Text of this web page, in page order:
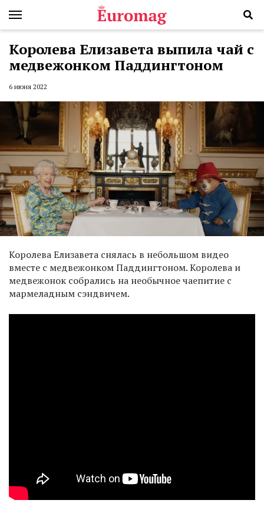
Королева Елизавета выпила чай с
медвежонком Паддингтоном
6 июня 2022
Королева Елизавета снялась в небольшом видео
вместе с медвежонком Паддингтоном. Королева и
медвежонок собрались на необычное чаепитие с
мармеладным сэндвичем.